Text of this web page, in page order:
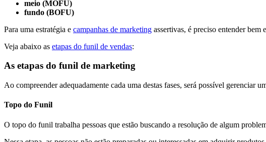
meio (MOFU)
fundo (BOFU)
Para uma estratégia e campanhas de marketing assertivas, é preciso entender bem
Veja abaixo as etapas do funil de vendas:
As etapas do funil de marketing
Ao compreender adequadamente cada uma destas fases, será possível gerenciar
Topo do Funil
O topo do funil trabalha pessoas que estão buscando a resolução de algum